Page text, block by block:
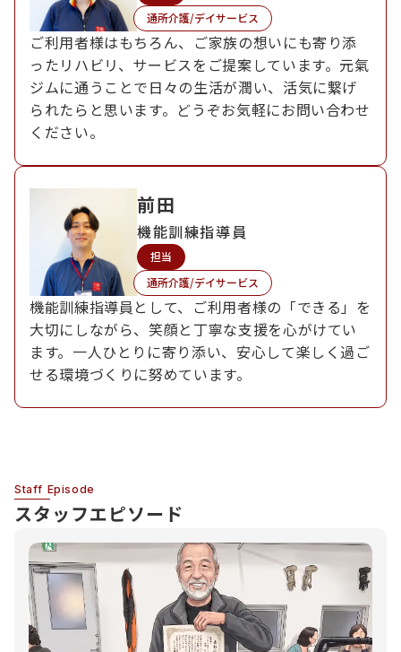
通所介護/デイサービス
ご利用者様はもちろん、ご家族の想いにも寄り添
ったリハビリ、サービスをご提案しています。元氣
ジムに通うことで日々の生活が潤い、活気に繋げ
られたらと思います。どうぞお気軽にお問い合わせ
ください。
前田
機能訓練指導員
担当
通所介護/デイサービス
機能訓練指導員として、ご利用者様の「できる」を
大切にしながら、笑顔と丁寧な支援を心がけてい
ます。一人ひとりに寄り添い、安心して楽しく過ご
せる環境づくりに努めています。
Staff Episode
スタッフエピソード